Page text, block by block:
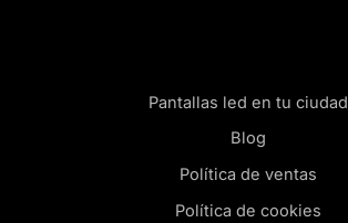
Pantallas led en tu ciudad
Blog
Política de ventas
Política de cookies